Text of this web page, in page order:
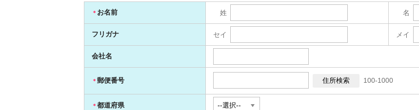
＊ お名前 姓 名
フリガナ セイ メイ
会社名
＊ 郵便番号 100-1000
＊ 都道府県